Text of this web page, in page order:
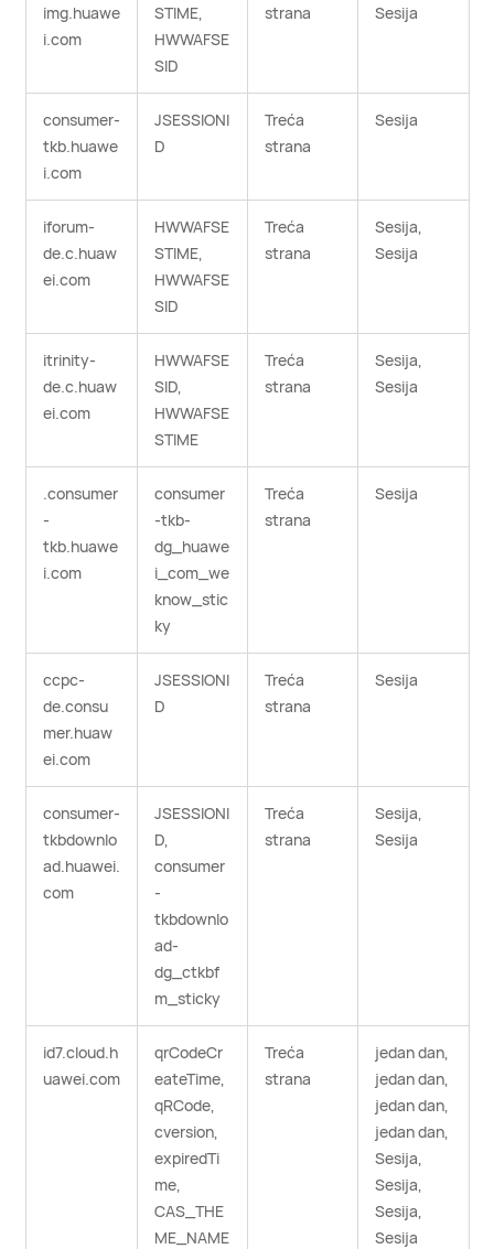
img.huawe
i.com
STIME,
HWWAFSE
SID
strana Sesija
consumer-
tkb.huawe
i.com
JSESSIONI
D
Treća
strana
Sesija
iforum-
de.c.huaw
ei.com
HWWAFSE
STIME,
HWWAFSE
SID
Treća
strana
Sesija,
Sesija
itrinity-
de.c.huaw
ei.com
HWWAFSE
SID,
HWWAFSE
STIME
Treća
strana
Sesija,
Sesija
.consumer
-
tkb.huawe
i.com
consumer
-tkb-
dg_huawe
i_com_we
know_stic
ky
Treća
strana
Sesija
ccpc-
de.consu
mer.huaw
ei.com
JSESSIONI
D
Treća
strana
Sesija
consumer-
tkbdownlo
ad.huawei.
com
JSESSIONI
D,
consumer
-
tkbdownlo
ad-
dg_ctkbf
m_sticky
Treća
strana
Sesija,
Sesija
id7.cloud.h
uawei.com
qrCodeCr
eateTime,
qRCode,
cversion,
expiredTi
me,
CAS_THE
ME_NAME
Treća
strana
jedan dan,
jedan dan,
jedan dan,
jedan dan,
Sesija,
Sesija,
Sesija,
Sesija